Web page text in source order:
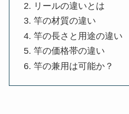
リールの違いとは
竿の材質の違い
竿の長さと用途の違い
竿の価格帯の違い
竿の兼用は可能か？